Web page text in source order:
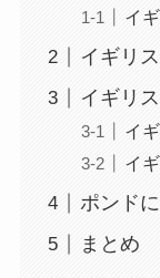
イ
イギリ
イギリ
イ
イ
ポンド
まとめ